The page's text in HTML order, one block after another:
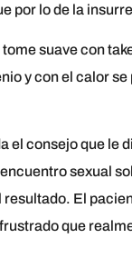
por lo de la
suave con
y con el calor
consejo que le
sexual
El
que